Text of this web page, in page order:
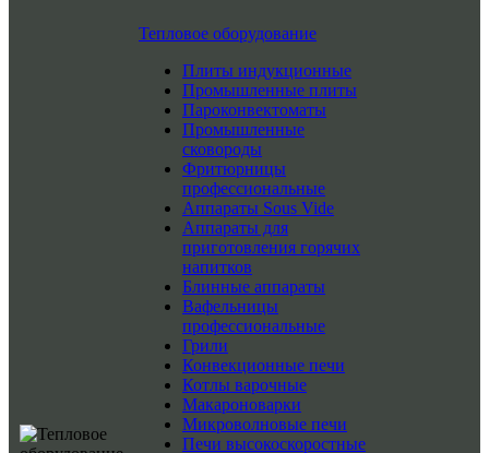
Тепловое оборудование
Плиты индукционные
Промышленные плиты
Пароконвектоматы
Промышленные
сковороды
Фритюрницы
профессиональные
Аппараты Sous Vide
Аппараты для
приготовления горячих
напитков
Блинные аппараты
Вафельницы
профессиональные
Грили
Конвекционные печи
Котлы варочные
Макароноварки
Микроволновые печи
Печи высокоскоростные